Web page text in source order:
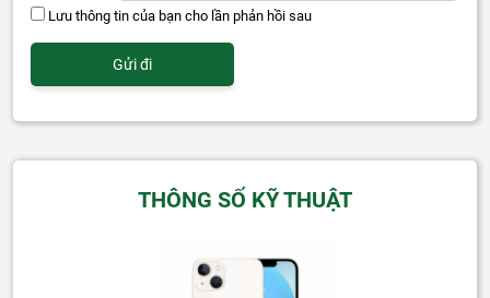
Lưu thông tin của bạn cho lần phản hồi sau
THÔNG SỐ KỸ THUẬT